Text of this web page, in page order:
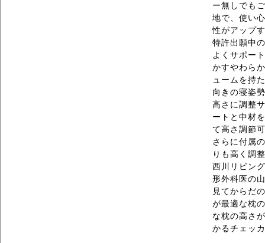
ー無しでも
地で、使い
性がアップ
特許出願中
よくサポー
かすやわら
ュームを持
向きの寝姿
高さに調整
ートと中材
て高さ調節
さらに付属
りも高く調
西川リビン
形外科医の
見てからだ
が最適な枕
な枕の高さ
かるチェッ